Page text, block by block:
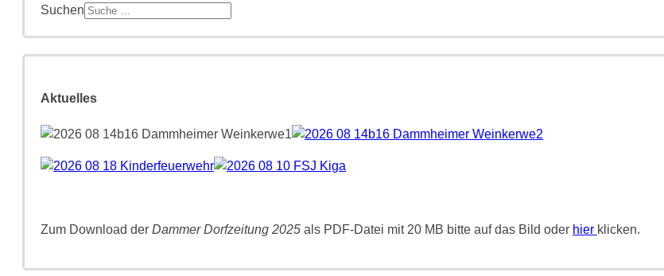
Suchen
Aktuelles
Zum Download der Dammer Dorfzeitung 2025 als PDF-Datei mit 20 MB bitte auf das Bild oder hier klicken.